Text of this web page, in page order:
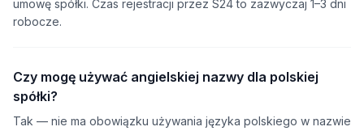
umowę spółki. Czas rejestracji przez S24 to zazwyczaj 1–3 dni
robocze.
Czy mogę używać angielskiej nazwy dla polskiej
spółki?
Tak — nie ma obowiązku używania języka polskiego w nazwie